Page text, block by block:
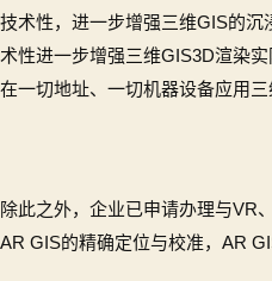
技术性，进一步增强三维GIS的
术性进一步增强三维GIS3D渲染
在一切地址、一切机器设备应用三
除此之外，企业已申请办理与VR
AR GIS的精确定位与校准，AR